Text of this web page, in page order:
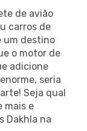
de avião
carros de
um destino
o motor de
adicione
seria
Seja qual
mais e
Dakhla na